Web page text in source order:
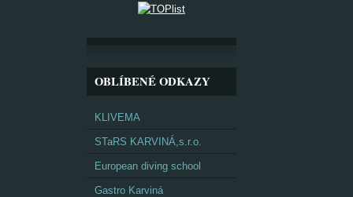
OBLÍBENÉ ODKAZY
KLIVEMA
STaRS KARVINÁ,s.r.o.
European diving school
Gastro Karviná